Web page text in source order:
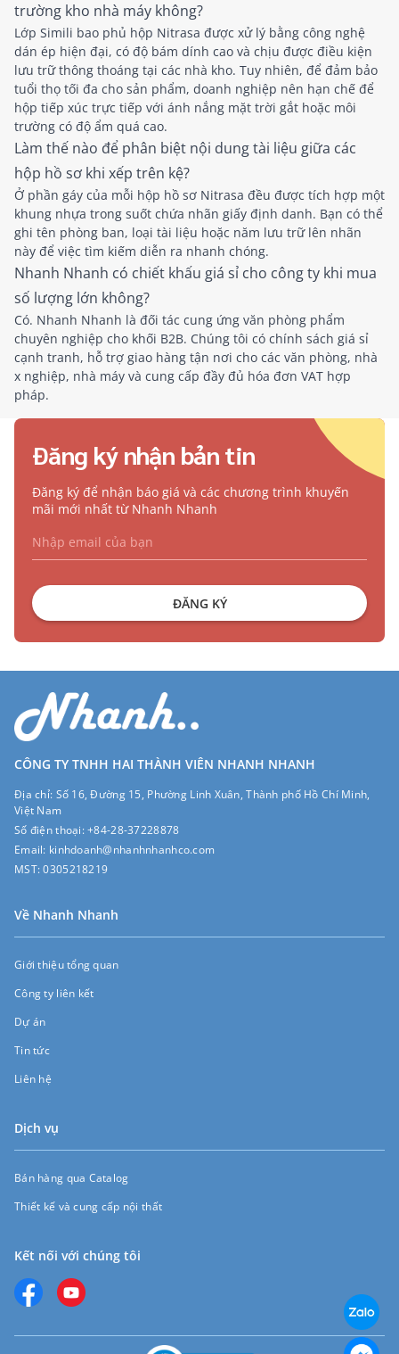
trường kho nhà máy không?
Lớp Simili bao phủ hộp Nitrasa được xử lý bằng công nghệ
dán ép hiện đại, có độ bám dính cao và chịu được điều kiện
lưu trữ thông thoáng tại các nhà kho. Tuy nhiên, để đảm bảo
tuổi thọ tối đa cho sản phẩm, doanh nghiệp nên hạn chế để
hộp tiếp xúc trực tiếp với ánh nắng mặt trời gắt hoặc môi
trường có độ ẩm quá cao.
Làm thế nào để phân biệt nội dung tài liệu giữa các
hộp hồ sơ khi xếp trên kệ?
Ở phần gáy của mỗi hộp hồ sơ Nitrasa đều được tích hợp một
khung nhựa trong suốt chứa nhãn giấy định danh. Bạn có thể
ghi tên phòng ban, loại tài liệu hoặc năm lưu trữ lên nhãn
này để việc tìm kiếm diễn ra nhanh chóng.
Nhanh Nhanh có chiết khấu giá sỉ cho công ty khi mua
số lượng lớn không?
Có. Nhanh Nhanh là đối tác cung ứng văn phòng phẩm
chuyên nghiệp cho khối B2B. Chúng tôi có chính sách giá sỉ
cạnh tranh, hỗ trợ giao hàng tận nơi cho các văn phòng, nhà
x nghiệp, nhà máy và cung cấp đầy đủ hóa đơn VAT hợp
pháp.
Đăng ký nhận bản tin
Đăng ký để nhận báo giá và các chương trình khuyến
mãi mới nhất từ Nhanh Nhanh
ĐĂNG KÝ
CÔNG TY TNHH HAI THÀNH VIÊN NHANH NHANH
Địa chỉ: Số 16, Đường 15, Phường Linh Xuân, Thành phố Hồ Chí Minh,
Việt Nam
Số điện thoại:+84-28-37228878
Email: kinhdoanh@nhanhnhanhco.com
MST:0305218219
Về Nhanh Nhanh
Giới thiệu tổng quan
Công ty liên kết
Dự án
Tin tức
Liên hệ
Dịch vụ
Bán hàng qua Catalog
Thiết kế và cung cấp nội thất
Kết nối với chúng tôi